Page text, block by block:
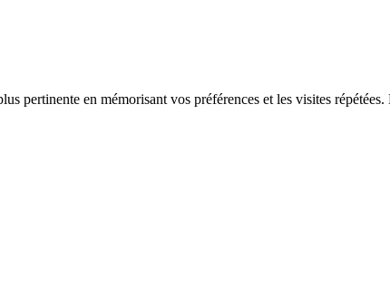
pertinente en mémorisant vos préférences et les visites